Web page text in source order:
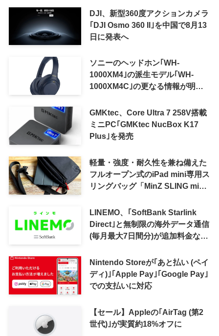
DJI、新型360度アクションカメラ
｢DJI Osmo 360 II｣を中国で8月13
日に発表へ
ソニーのヘッドホン｢WH-
1000XM4｣の派生モデル｢WH-
1000XM4C｣の更なる情報が明ら
GMKtec、Core Ultra 7 258V搭載
ミニPC｢GMKtec NucBox K17
Plus｣を発売
軽量・強度・耐久性を兼ね備えた
フルオープン式のiPad mini専用ス
リングバッグ「MinZ SLING mini
LINEMO、｢SoftBank Starlink
Direct｣と無制限の海外データ通信
(毎月最大7日間分)が追加料金なし
Nintendo Storeが｢あと払い (ペイ
ディ)｣｢Apple Pay｣｢Google Pay｣
での支払いに対応
【セール】Appleの｢AirTag (第2
世代)｣が実質約18%オフに